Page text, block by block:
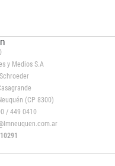
y Medios S.A
(CP 8300)
/ 449 0410